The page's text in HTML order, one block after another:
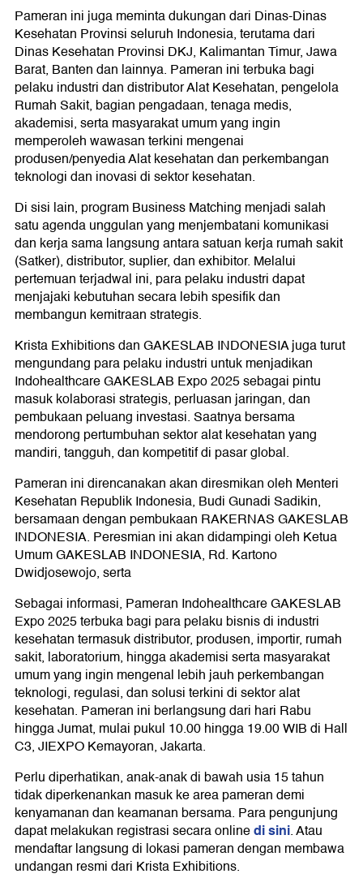
Pameran ini juga meminta dukungan dari Dinas-Dinas
Kesehatan Provinsi seluruh Indonesia, terutama dari
Dinas Kesehatan Provinsi DKJ, Kalimantan Timur, Jawa
Barat, Banten dan lainnya. Pameran ini terbuka bagi
pelaku industri dan distributor Alat Kesehatan, pengelola
Rumah Sakit, bagian pengadaan, tenaga medis,
akademisi, serta masyarakat umum yang ingin
memperoleh wawasan terkini mengenai
produsen/penyedia Alat kesehatan dan perkembangan
teknologi dan inovasi di sektor kesehatan.
Di sisi lain, program Business Matching menjadi salah
satu agenda unggulan yang menjembatani komunikasi
dan kerja sama langsung antara satuan kerja rumah sakit
(Satker), distributor, suplier, dan exhibitor. Melalui
pertemuan terjadwal ini, para pelaku industri dapat
menjajaki kebutuhan secara lebih spesifik dan
membangun kemitraan strategis.
Krista Exhibitions dan GAKESLAB INDONESIA juga turut
mengundang para pelaku industri untuk menjadikan
Indohealthcare GAKESLAB Expo 2025 sebagai pintu
masuk kolaborasi strategis, perluasan jaringan, dan
pembukaan peluang investasi. Saatnya bersama
mendorong pertumbuhan sektor alat kesehatan yang
mandiri, tangguh, dan kompetitif di pasar global.
Pameran ini direncanakan akan diresmikan oleh Menteri
Kesehatan Republik Indonesia, Budi Gunadi Sadikin,
bersamaan dengan pembukaan RAKERNAS GAKESLAB
INDONESIA. Peresmian ini akan didampingi oleh Ketua
Umum GAKESLAB INDONESIA, Rd. Kartono
Dwidjosewojo, serta
Sebagai informasi, Pameran Indohealthcare GAKESLAB
Expo 2025 terbuka bagi para pelaku bisnis di industri
kesehatan termasuk distributor, produsen, importir, rumah
sakit, laboratorium, hingga akademisi serta masyarakat
umum yang ingin mengenal lebih jauh perkembangan
teknologi, regulasi, dan solusi terkini di sektor alat
kesehatan. Pameran ini berlangsung dari hari Rabu
hingga Jumat, mulai pukul 10.00 hingga 19.00 WIB di Hall
C3, JIEXPO Kemayoran, Jakarta.
Perlu diperhatikan, anak-anak di bawah usia 15 tahun
tidak diperkenankan masuk ke area pameran demi
kenyamanan dan keamanan bersama. Para pengunjung
dapat melakukan registrasi secara onlinedi sini. Atau
mendaftar langsung di lokasi pameran dengan membawa
undangan resmi dari Krista Exhibitions.